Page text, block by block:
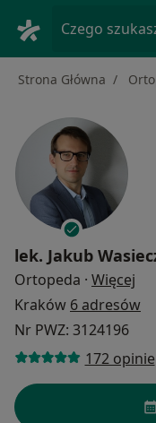
Czego
Strona Główna
lek. Jakub
Ortopeda · Więcej
Kraków 6 adresów
Nr PWZ: 3124196
172 opinie